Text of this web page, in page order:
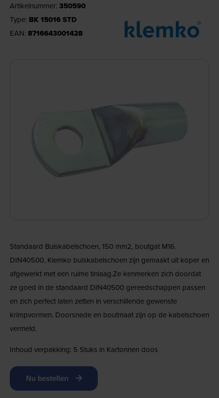
Artikelnummer: 350590
Type: BK 15016 STD
EAN: 8716643001428
Standaard Buiskabelschoen, 150 mm2, boutgat M16.
DIN40500, Klemko buiskabelschoen zijn gemaakt uit koper en
afgewerkt met een ruime tinlaag.Ze kenmerken zich doordat
ze goed in de standaard DIN40500 gereedschappen passen
en zich perfect laten zetten in verschillende gewenste
krimpvormen. Doorsnede en boutmaat zijn op de kabelschoen
vermeld.
Inhoud verpakking: 5 Stuks in Kartonnen doos
Nu bestellen